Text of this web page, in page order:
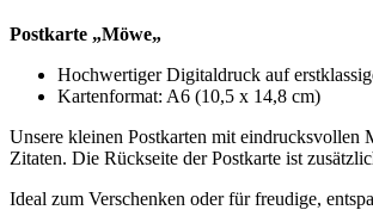
Postkarte „Möwe„
Hochwertiger Digitaldruck auf
Kartenformat: A6 (10,5 x 14,8 cm)
Unsere kleinen Postkarten mit eindrucksvollen
Zitaten. Die Rückseite der Postkarte ist
Ideal zum Verschenken oder für freudige,